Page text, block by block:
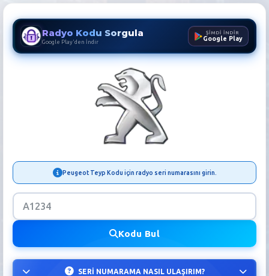
Radyo Kodu Sorgula
Google Play'den İndir
ŞİMDİ İNDİR
Google Play
Peugeot Radyo Kodu
Peugeot Teyp Kodu için radyo seri numarasını girin.
Kodu Bul
SERİ NUMARAMA NASIL ULAŞIRIM?